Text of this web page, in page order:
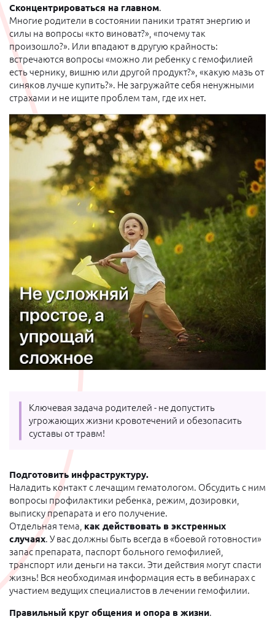
Сконцентрироваться на главном.
Многие родители в состоянии паники тратят энергию и
силы на вопросы «кто виноват?», «почему так
произошло?». Или впадают в другую крайность:
встречаются вопросы «можно ли ребенку с гемофилией
есть чернику, вишню или другой продукт?», «какую мазь от
синяков лучше купить?». Не загружайте себя ненужными
страхами и не ищите проблем там, где их нет.
Ключевая задача родителей - не допустить
угрожающих жизни кровотечений и обезопасить
суставы от травм!
Подготовить инфраструктуру.
Наладить контакт с лечащим гематологом. Обсудить с ним
вопросы профилактики ребенка, режим, дозировки,
выписку препарата и его получение.
Отдельная тема, как действовать в экстренных
случаях. У вас должны быть всегда в «боевой готовности»
запас препарата, паспорт больного гемофилией,
транспорт или деньги на такси. Эти действия могут спасти
жизнь! Вся необходимая информация есть в вебинарах с
участием ведущих специалистов в лечении гемофилии.
Правильный круг общения и опора в жизни.